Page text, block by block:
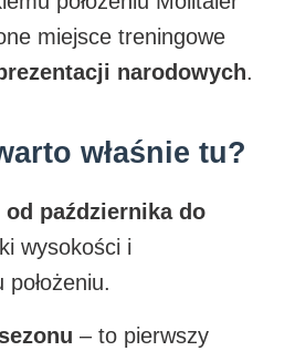
miejsce treningowe
narodowych.
właśnie tu?
od października do
wysokości i
– to pierwszy